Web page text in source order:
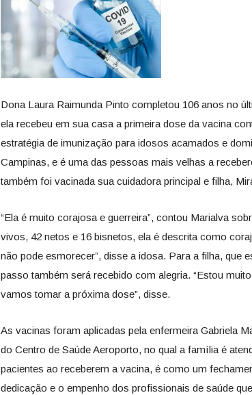
Dona Laura Raimunda Pinto completou 106 anos no
ela recebeu em sua casa a primeira dose da vacina
estratégia de imunização para idosos acamados e
Campinas, e é uma das pessoas mais velhas a
também foi vacinada sua cuidadora principal e filha,
“Ela é muito corajosa e guerreira”, contou Marialva
vivos, 42 netos e 16 bisnetos, ela é descrita como
não pode esmorecer”, disse a idosa. Para a filha, que
passo também será recebido com alegria. “Estou
vamos tomar a próxima dose”, disse.
As vacinas foram aplicadas pela enfermeira Gabriela
do Centro de Saúde Aeroporto, no qual a família é
pacientes ao receberem a vacina, é como um
dedicação e o empenho dos profissionais de saúde